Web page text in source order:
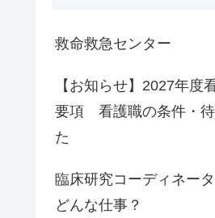
救命救急センター
【お知らせ】2027年度
要項 看護職の条件・
た
臨床研究コーディネー
どんな仕事？